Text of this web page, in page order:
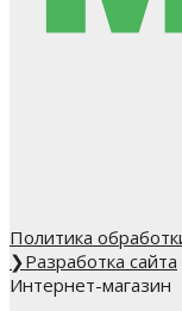
Политика
❯Разработка сайта
Интернет-магазин